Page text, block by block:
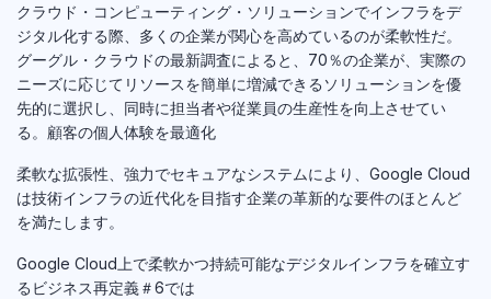
クラウド・コンピューティング・ソリューションでインフラをデ
ジタル化する際、多くの企業が関心を高めているのが柔軟性だ。
グーグル・クラウドの最新調査によると、70％の企業が、実際の
ニーズに応じてリソースを簡単に増減できるソリューションを優
先的に選択し、同時に担当者や従業員の生産性を向上させてい
る。顧客の個人体験を最適化
柔軟な拡張性、強力でセキュアなシステムにより、Google Cloud
は技術インフラの近代化を目指す企業の革新的な要件のほとんど
を満たします。
Google Cloud上で柔軟かつ持続可能なデジタルインフラを確立す
るビジネス再定義＃6では